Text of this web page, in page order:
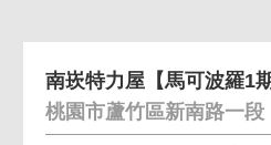
桃園市蘆竹區新南路一段